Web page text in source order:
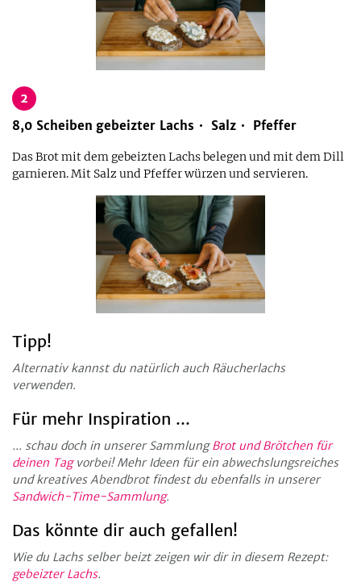
2
8,0 Scheiben gebeizter Lachs Salz Pfeffer
Das Brot mit dem gebeizten Lachs belegen und mit dem Dill
garnieren. Mit Salz und Pfeffer würzen und servieren.
Tipp!
Alternativ kannst du natürlich auch Räucherlachs
verwenden.
Für mehr Inspiration ...
... schau doch in unserer SammlungBrot und Brötchen für
deinen Tagvorbei! Mehr Ideen für ein abwechslungsreiches
und kreatives Abendbrot findest du ebenfalls in unserer
Sandwich-Time-Sammlung.
Das könnte dir auch gefallen!
Wie du Lachs selber beizt zeigen wir dir in diesem Rezept:
gebeizter Lachs.